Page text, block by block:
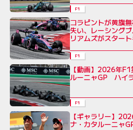
F1
コラピントが黄旗
失い、レーシング
リアムズがスター
F1
【動画】2026年
ルーニャGP ハイ
F1
【ギャラリー】
ナ・カタルーニャ